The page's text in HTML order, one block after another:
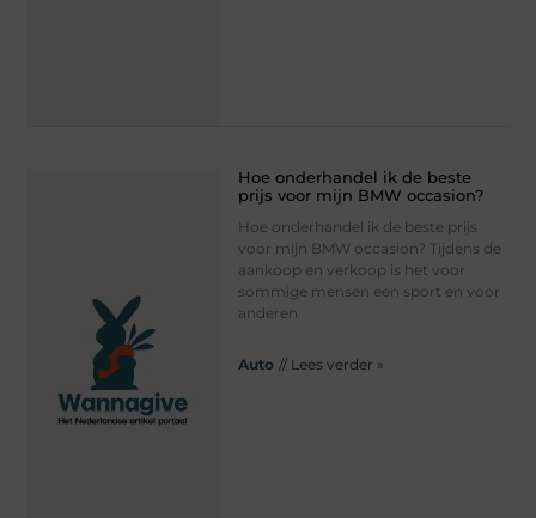
Hoe onderhandel ik de beste
prijs voor mijn BMW occasion?
Hoe onderhandel ik de beste prijs
voor mijn BMW occasion? Tijdens de
aankoop en verkoop is het voor
sommige mensen een sport en voor
anderen
Auto // Lees verder »